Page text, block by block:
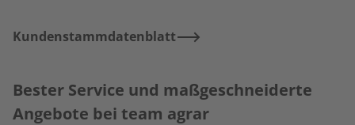
Kundenstammdatenblatt
Bester Service und maßgeschneiderte
Angebote bei team agrar